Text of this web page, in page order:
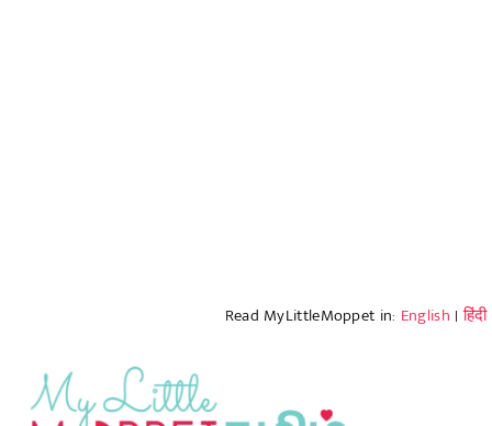
Read MyLittleMoppet in: English |हिंदी